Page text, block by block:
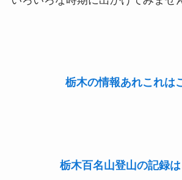
栃木の情報あれこれは
栃木百名山登山の記録